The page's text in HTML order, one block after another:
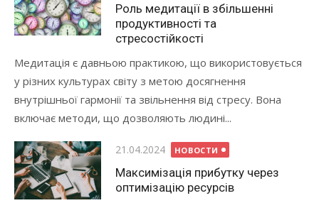
Роль медитації в збільшенні
продуктивності та
стресостійкості
Медитація є давньою практикою, що використовується
у різних культурах світу з метою досягнення
внутрішньої гармонії та звільнення від стресу. Вона
включає методи, що дозволяють людині...
Опубликовано
21.04.2024 НОВОСТИ
Максимізація прибутку через
оптимізацію ресурсів